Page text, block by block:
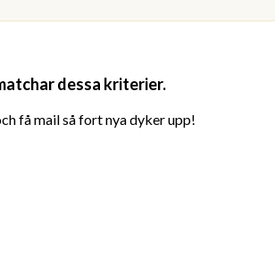
dessa kriterier.
få mail så fort nya dyker upp!